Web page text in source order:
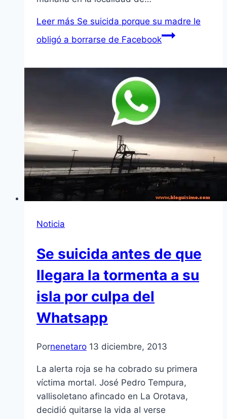
Leer más Se suicida porque su madre le
obligó a borrarse de Facebook
Noticia
Se suicida antes de que
llegara la tormenta a su
isla por culpa del
Whatsapp
Pornenetaro 13 diciembre, 2013
La alerta roja se ha cobrado su primera
víctima mortal. José Pedro Tempura,
vallisoletano afincado en La Orotava,
decidió quitarse la vida al verse